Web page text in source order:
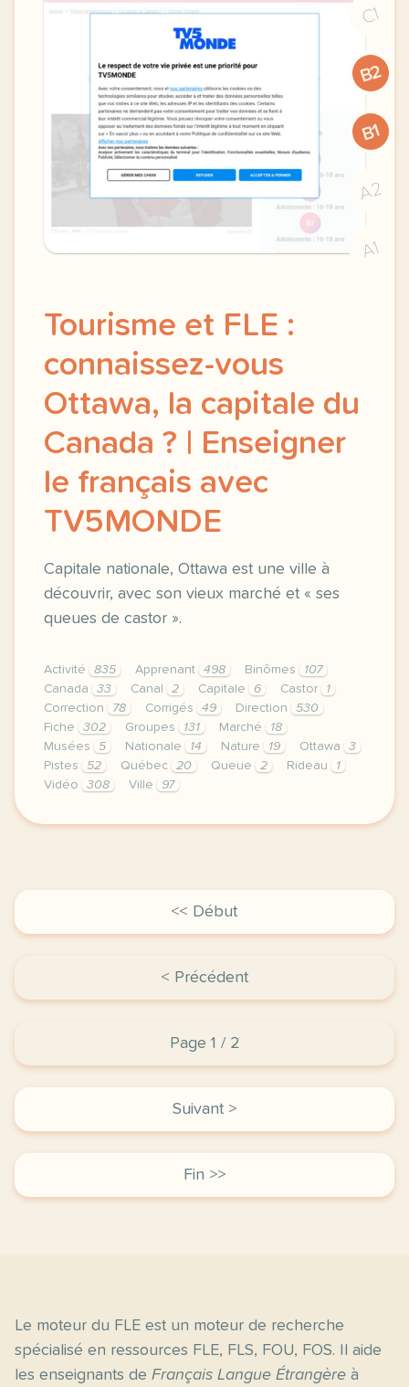
C1
B2
B1
A2
A1
Tourisme et FLE :
connaissez-vous
Ottawa, la capitale du
Canada ? | Enseigner
le français avec
TV5MONDE
Capitale nationale, Ottawa est une ville à
découvrir, avec son vieux marché et « ses
queues de castor ».
Activité 835 Apprenant 498 Binômes
107
Canada
33 Canal 2 Capitale 6 Castor
1
Correction
78 Corrigés 49 Direction
530
Fiche
302 Groupes 131 Marché
18
Musées
5 Nationale 14 Nature 19 Ottawa
3
Pistes
52 Québec 20 Queue 2 Rideau
1
Vidéo
308 Ville 97
didomi host didomi components button cursor
<< Début
< Précédent
Page 1 / 2
Suivant >
Fin >>
Le moteur du FLE est un moteur de recherche
spécialisé en ressources FLE, FLS, FOU, FOS. Il aide
les enseignants de Français Langue Étrangère à